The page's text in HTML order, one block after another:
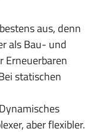
aus, denn
als Bau- und
Erneuer­baren
statischen
aber flexibler.